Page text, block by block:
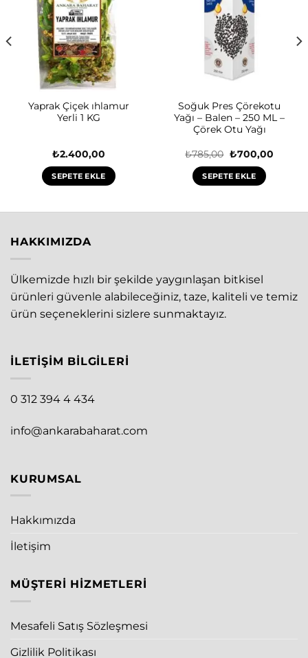
Yaprak Çiçek ıhlamur
Yerli 1 KG
₺2.400,00
SEPETE EKLE
Soğuk Pres Çörekotu
Yağı – Balen – 250 ML –
Çörek Otu Yağı
₺785,00 Orijinal
₺785,00.
₺700,00Şu
SEPETE EKLE
HAKKIMIZDA
Ülkemizde hızlı bir şekilde yaygınlaşan bitkisel
ürünleri güvenle alabileceğiniz, taze, kaliteli ve temiz
ürün seçeneklerini sizlere sunmaktayız.
İLETIŞIM BILGILERI
0 312 394 4 434
info@ankarabaharat.com
KURUMSAL
Hakkımızda
İletişim
MÜŞTERI HIZMETLERI
Mesafeli Satış Sözleşmesi
Gizlilik Politikası